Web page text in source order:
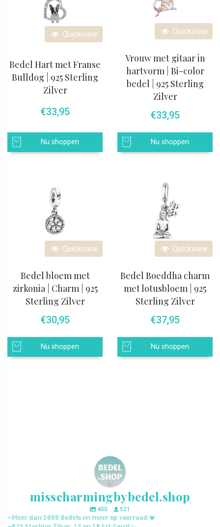
Quickview
Bedel Hart met Franse
Bulldog | 925 Sterling
Zilver
€33,95
Nu shoppen
Quickview
Vrouw met gitaar in
hartvorm | Bi-color
bedel | 925 Sterling
Zilver
€33,95
Nu shoppen
Quickview
Bedel bloem met
zirkonia | Charm | 925
Sterling Zilver
€30,95
Nu shoppen
Quickview
Bedel Boeddha charm
met lotusbloem | 925
Sterling Zilver
€37,95
Nu shoppen
misscharmingbybedel.shop
400
521
~𝕄𝕖𝕖𝕣 𝕕𝕒𝕟 𝟙𝟘𝟘𝟘 𝔹𝕖𝕕𝕖𝕝𝕤 𝕖𝕟 𝕞𝕖𝕖𝕣 𝕠𝕡 𝕧𝕠𝕠𝕣𝕣𝕒𝕒𝕕 💎